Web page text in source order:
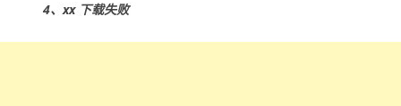
4、xx 下载失败